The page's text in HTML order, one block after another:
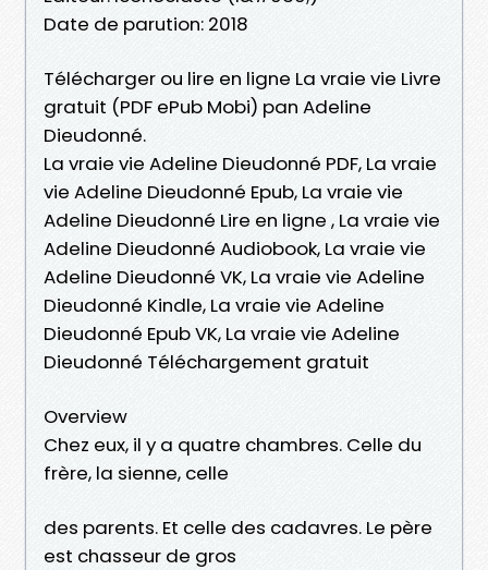
Date de parution: 2018
Télécharger ou lire en ligne La vraie vie Livre
gratuit (PDF ePub Mobi) pan Adeline
Dieudonné.
La vraie vie Adeline Dieudonné PDF, La vraie
vie Adeline Dieudonné Epub, La vraie vie
Adeline Dieudonné Lire en ligne , La vraie vie
Adeline Dieudonné Audiobook, La vraie vie
Adeline Dieudonné VK, La vraie vie Adeline
Dieudonné Kindle, La vraie vie Adeline
Dieudonné Epub VK, La vraie vie Adeline
Dieudonné Téléchargement gratuit
Overview
Chez eux, il y a quatre chambres. Celle du
frère, la sienne, celle
des parents. Et celle des cadavres. Le père
est chasseur de gros